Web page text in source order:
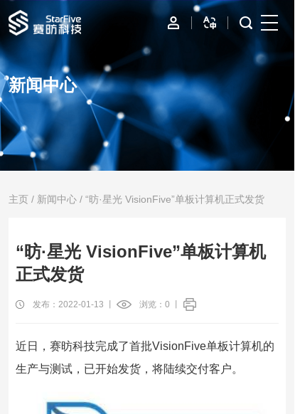
首页
IP
边缘计算
数据中心
资源与支持
新闻中心
主页 / 新闻中心 / “昉·星光 VisionFive”单板计算机正式发货
“昉·星光 VisionFive”单板计算机
正式发货
发布：2022-01-13 丨 浏览：0
近日，赛昉科技完成了首批VisionFive单板计算机的
生产与测试，已开始发货，将陆续交付客户。